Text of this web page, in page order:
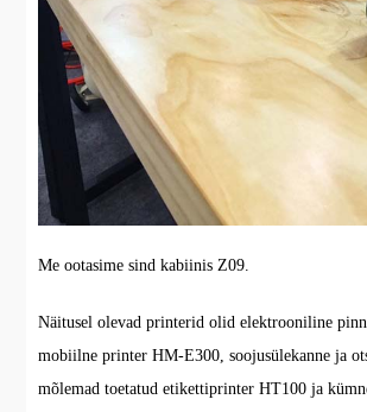
Me ootasime sind kabiinis Z09.
Näitusel olevad printerid olid elektrooniline
mobiilne printer HM-E300, soojusülekanne ja
mõlemad toetatud etikettiprinter HT100 ja